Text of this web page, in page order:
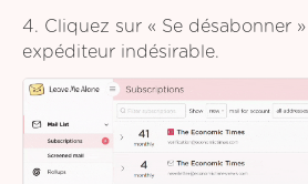
4. Cliquez sur « Se désabonner
expéditeur indésirable.